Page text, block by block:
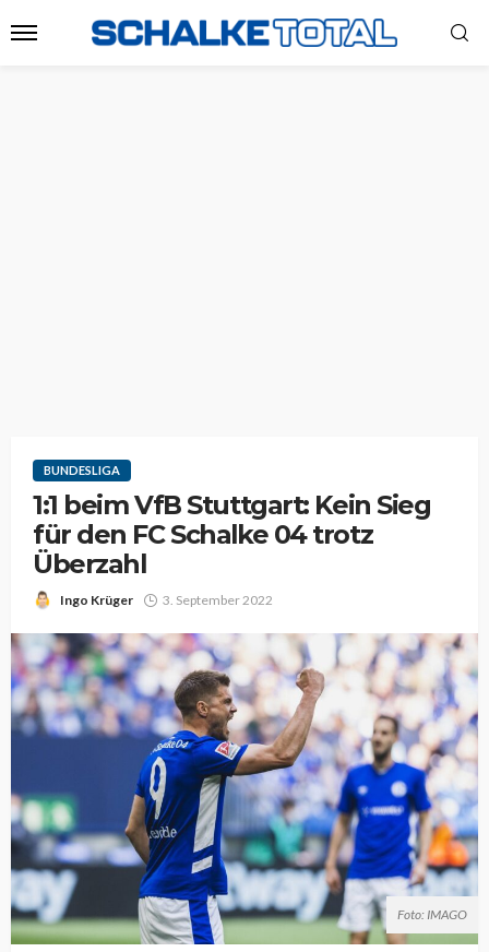
BUNDESLIGA
1:1 beim VfB Stuttgart: Kein Sieg
für den FC Schalke 04 trotz
Überzahl
Ingo Krüger 3. September 2022
Foto: IMAGO